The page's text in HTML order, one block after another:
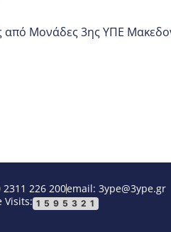
από Μονάδες 3ης ΥΠΕ
2311 226 200email: 3ype@3ype.gr
Visits: 1595321